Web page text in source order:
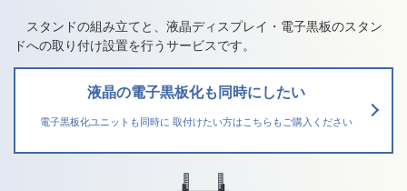
スタンドの組み立てと、液晶ディスプレイ・電子黒板のスタン
ドへの取り付け設置を行うサービスです。
液晶の電子黒板化も同時にしたい
電子黒板化ユニットも同時に 取付けたい方はこちらもご購入ください